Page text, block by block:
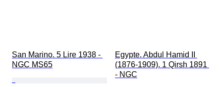
San Marino. 5 Lire 1938 -
NGC MS65
Egypte. Abdul Hamid II
(1876-1909). 1 Qirsh 1891
- NGC